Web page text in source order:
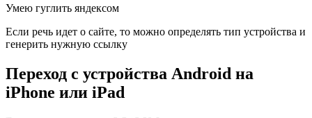
Умею гуглить яндексом
Если речь идет о сайте, то можно определять тип устройства и
генерить нужную ссылку
Переход с устройства Android на
iPhone или iPad